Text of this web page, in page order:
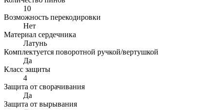
10
Возможность перекодировки
Нет
Материал сердечника
Латунь
Комплектуется поворотной ручкой/вертушкой
Да
Класс защиты
4
Защита от сворачивания
Да
Защита от вырывания